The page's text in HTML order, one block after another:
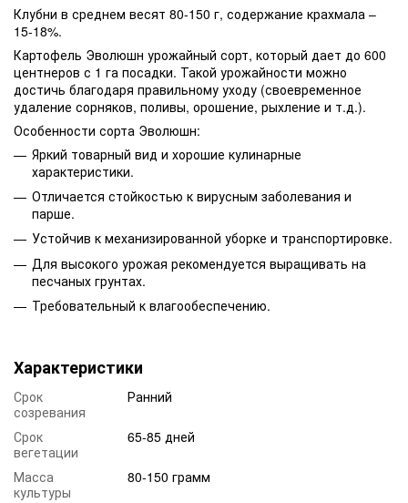
Клубни в среднем весят 80-150 г, содержание крахмала –
15-18%.
Картофель Эволюшн урожайный сорт, который дает до 600
центнеров с 1 га посадки. Такой урожайности можно
достичь благодаря правильному уходу (своевременное
удаление сорняков, поливы, орошение, рыхление и т.д.).
Особенности сорта Эволюшн:
Яркий товарный вид и хорошие кулинарные
характеристики.
Отличается стойкостью к вирусным заболевания и
парше.
Устойчив к механизированной уборке и транспортировке.
Для высокого урожая рекомендуется выращивать на
песчаных грунтах.
Требовательный к влагообеспечению.
Характеристики
Срок
созревания
Ранний
Срок
вегетации
65-85 дней
Масса
культуры
80-150 грамм